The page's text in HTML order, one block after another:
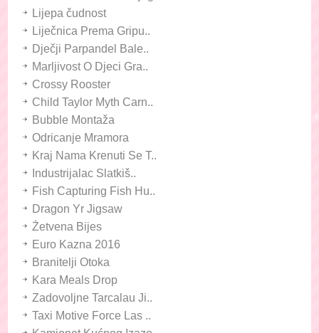
Lijepa čudnost
Liječnica Prema Gripu..
Dječji Parpandel Bale..
Marljivost O Djeci Gra..
Crossy Rooster
Child Taylor Myth Carn..
Bubble Montaža
Odricanje Mramora
Kraj Nama Krenuti Se T..
Industrijalac Slatkiš..
Fish Capturing Fish Hu..
Dragon Yr Jigsaw
Žetvena Bijes
Euro Kazna 2016
Branitelji Otoka
Kara Meals Drop
Zadovoljne Tarcalau Ji..
Taxi Motive Force Las ..